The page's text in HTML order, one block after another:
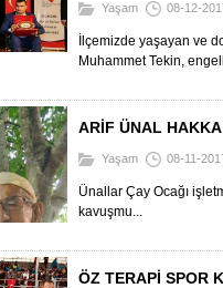
Yaşam 08-12-
İlçemizde yaşayan ve
Muhammet Tekin,
ARİF ÜNAL HAKKA
Yaşam 08-11-
Ünallar Çay Ocağı
kavuşmu...
ÖZ TERAPİ SPOR